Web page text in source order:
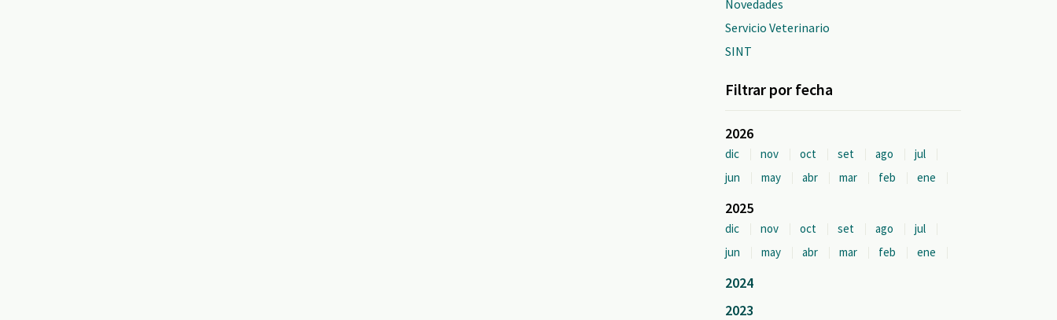
Novedades
Servicio Veterinario
SINT
Filtrar por fecha
2026
dic nov oct set ago
jul
jun
may abr mar feb ene
2025
dic nov oct set ago
jul
jun
may abr mar feb ene
2024
2023